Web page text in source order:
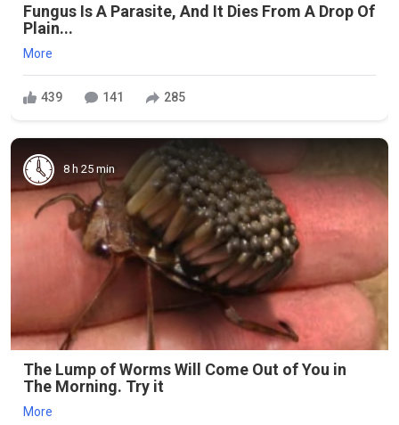
Fungus Is A Parasite, And It Dies From A Drop Of
Plain...
More
439 141 285
8 h 25 min
The Lump of Worms Will Come Out of You in
The Morning. Try it
More